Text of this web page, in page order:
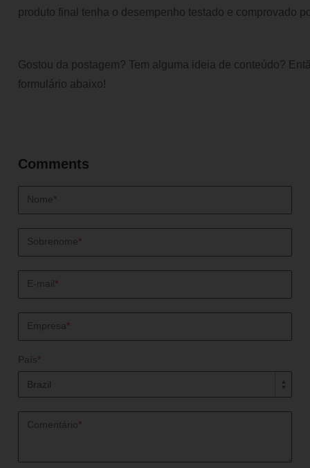
produto final tenha o desempenho testado e comprovado
Gostou da postagem? Tem alguma ideia de conteúdo?
formulário abaixo!
Nome*
Sobrenome*
E-mail*
Empresa*
País *
Comentário*